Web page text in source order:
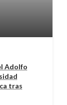
Adolfo
tras